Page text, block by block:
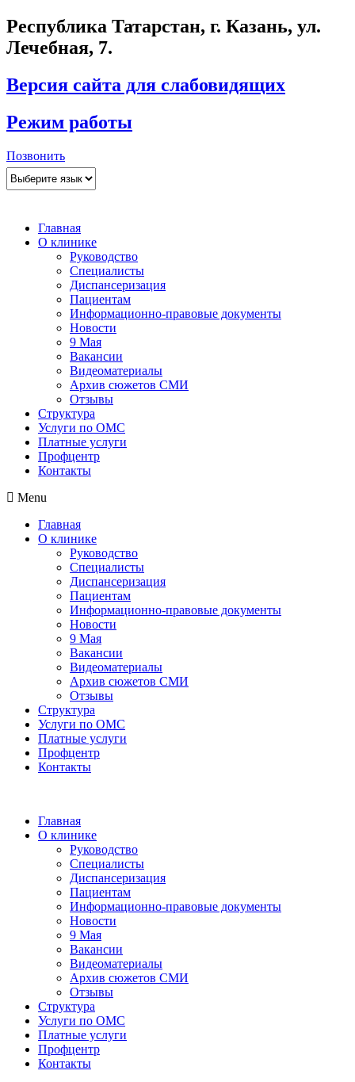
Республика Татарстан, г. Казань, ул.
Лечебная, 7.
Версия сайта для слабовидящих
Режим работы
Позвонить
Главная
О клинике
Руководство
Специалисты
Диспансеризация
Пациентам
Информационно-правовые документы
Новости
9 Мая
Вакансии
Видеоматериалы
Архив сюжетов СМИ
Отзывы
Структура
Услуги по ОМС
Платные услуги
Профцентр
Контакты
Menu
Главная
О клинике
Руководство
Специалисты
Диспансеризация
Пациентам
Информационно-правовые документы
Новости
9 Мая
Вакансии
Видеоматериалы
Архив сюжетов СМИ
Отзывы
Структура
Услуги по ОМС
Платные услуги
Профцентр
Контакты
Главная
О клинике
Руководство
Специалисты
Диспансеризация
Пациентам
Информационно-правовые документы
Новости
9 Мая
Вакансии
Видеоматериалы
Архив сюжетов СМИ
Отзывы
Структура
Услуги по ОМС
Платные услуги
Профцентр
Контакты